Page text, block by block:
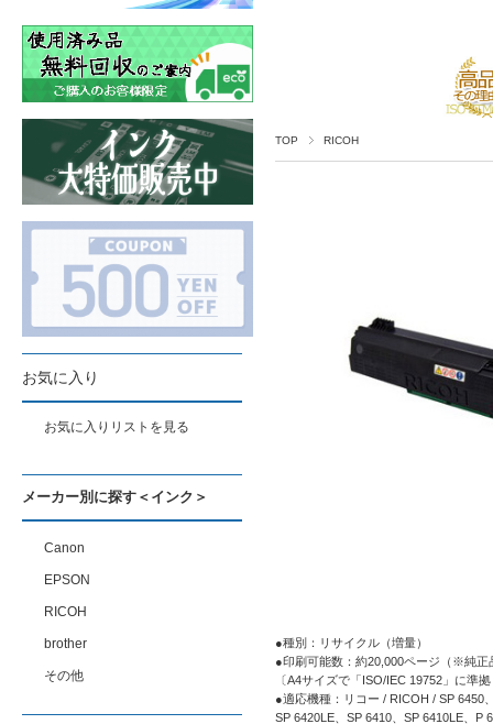
TOP RICOH
●種別：リサイクル（増量）
●印刷可能数：約20,000ページ（※純正
〔A4サイズで「ISO/IEC 19752」に準
●適応機種：リコー / RICOH / SP 6450
SP 6420LE、SP 6410、SP 6410LE、
お気に入り
お気に入りリストを見る
メーカー別に探す＜インク＞
Canon
EPSON
RICOH
brother
その他